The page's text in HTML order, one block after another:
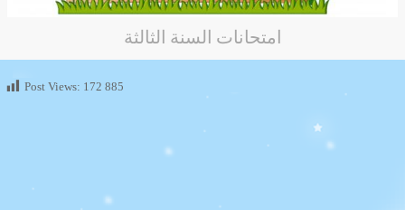
امتحانات السنة الثالثة
Post Views: 172 885